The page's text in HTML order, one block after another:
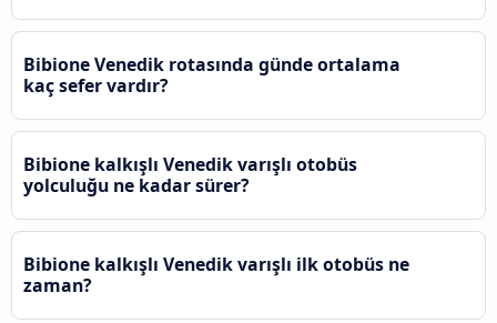
Bibione Venedik rotasında günde ortalama
kaç sefer vardır?
Bibione kalkışlı Venedik varışlı otobüs
yolculuğu ne kadar sürer?
Bibione kalkışlı Venedik varışlı ilk otobüs ne
zaman?